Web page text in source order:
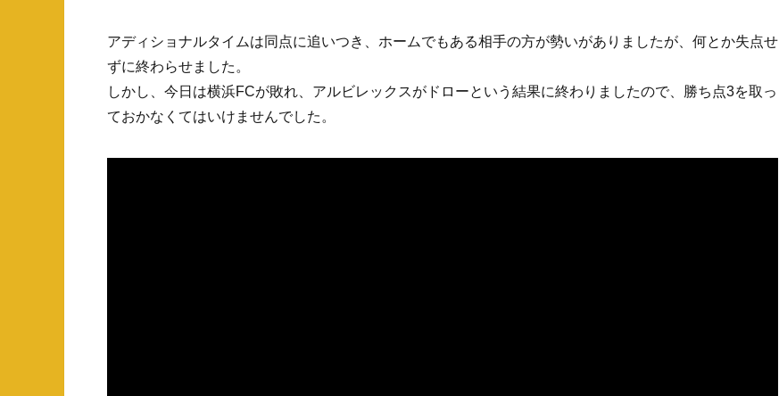
アディショナルタイムは同点に追いつき、ホームでもある相手の方が勢いがありましたが、何とか失点せ
ずに終わらせました。
しかし、今日は横浜FCが敗れ、アルビレックスがドローという結果に終わりましたので、勝ち点3を取っ
ておかなくてはいけませんでした。